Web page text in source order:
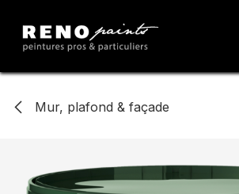
Mur, plafond & façade